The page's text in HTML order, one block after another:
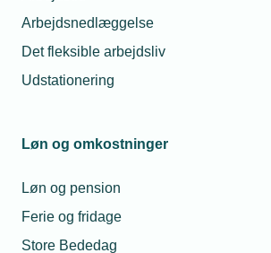
Arbejdsnedlæggelse
Det fleksible arbejdsliv
Udstationering
Løn og omkostninger
Løn og pension
Ferie og fridage
Store Bededag
Fleksibilitet i husholdninger og
styrke Danmarks
Digitalisering er vejen til lettere og
Høringer